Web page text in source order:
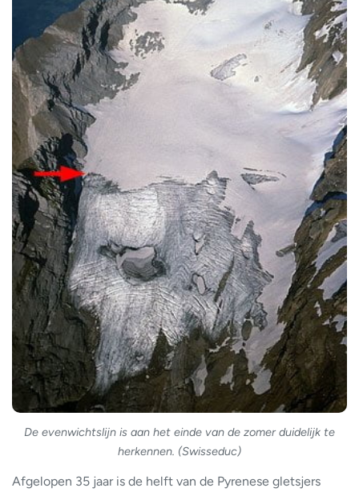
De evenwichtslijn is aan het einde van de zomer duidelijk te
herkennen. (Swisseduc)
Afgelopen 35 jaar is de helft van de Pyrenese gletsjers